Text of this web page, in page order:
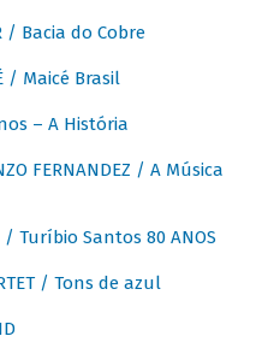
/ Bacia do Cobre
/ Maicé Brasil
– A História
FERNANDEZ / A Música
/ Turíbio Santos 80 ANOS
/ Tons de azul